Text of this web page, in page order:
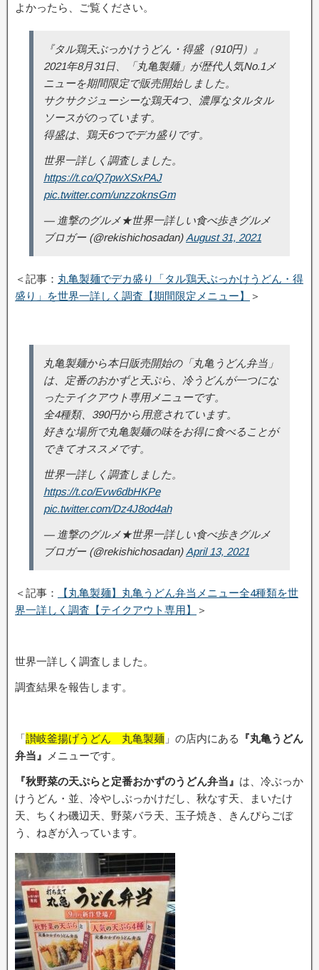
よかったら、ご覧ください。
『タル鶏天ぶっかけうどん・得盛（910円）』
2021年8月31日、「丸亀製麺」が歴代人気No.1メ
ニューを期間限定で販売開始しました。
サクサクジューシーな鶏天4つ、濃厚なタルタル
ソースがのっています。
得盛は、鶏天6つでデカ盛りです。
世界一詳しく調査しました。
https://t.co/Q7pwXSxPAJ
pic.twitter.com/unzzoknsGm
— 進撃のグルメ★世界一詳しい食べ歩きグルメ
ブロガー (@rekishichosadan) August 31, 2021
＜記事： 丸亀製麺でデカ盛り「タル鶏天ぶっかけうどん・得
盛り」を世界一詳しく調査【期間限定メニュー】
＞
丸亀製麺から本日販売開始の「丸亀うどん弁当」
は、定番のおかずと天ぷら、冷うどんが一つにな
ったテイクアウト専用メニューです。
全4種類、390円から用意されています。
好きな場所で丸亀製麺の味をお得に食べることが
できてオススメです。
世界一詳しく調査しました。
https://t.co/Evw6dbHKPe
pic.twitter.com/Dz4J8od4ah
— 進撃のグルメ★世界一詳しい食べ歩きグルメ
ブロガー (@rekishichosadan) April 13, 2021
＜記事：
【丸亀製麺】丸亀うどん弁当メニュー全4種類を世
界一詳しく調査【テイクアウト専用】
＞
世界一詳しく調査しました。
調査結果を報告します。
「讃岐釜揚げうどん 丸亀製麺 」の店内にある
『丸亀うどん
弁当』
メニューです。
『秋野菜の天ぷらと定番おかずのうどん弁当』 は、冷ぶっか
けうどん・並、冷やしぶっかけだし、秋なす天、まいたけ
天、ちくわ磯辺天、野菜バラ天、玉子焼き、きんぴらごぼ
う、ねぎが入っています。